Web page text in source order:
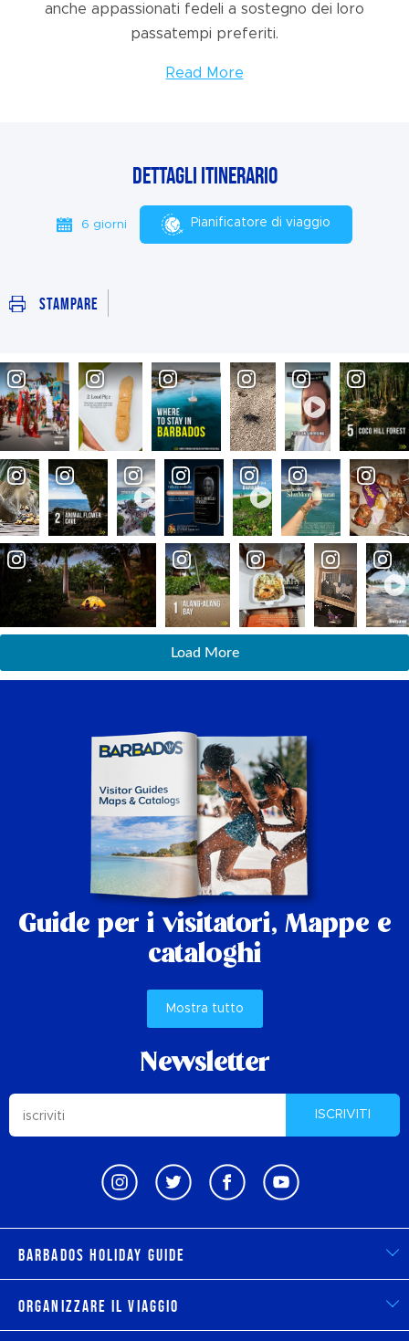
anche appassionati fedeli a sostegno dei loro
passatempi preferiti.
Read More
Dettagli itinerario
6 giorni Pianificatore di viaggio
Stampare
Load More
Guide per i visitatori, Mappe e
cataloghi
Mostra tutto
Newsletter
ISCRIVITI
Barbados Holiday Guide
Organizzare il viaggio